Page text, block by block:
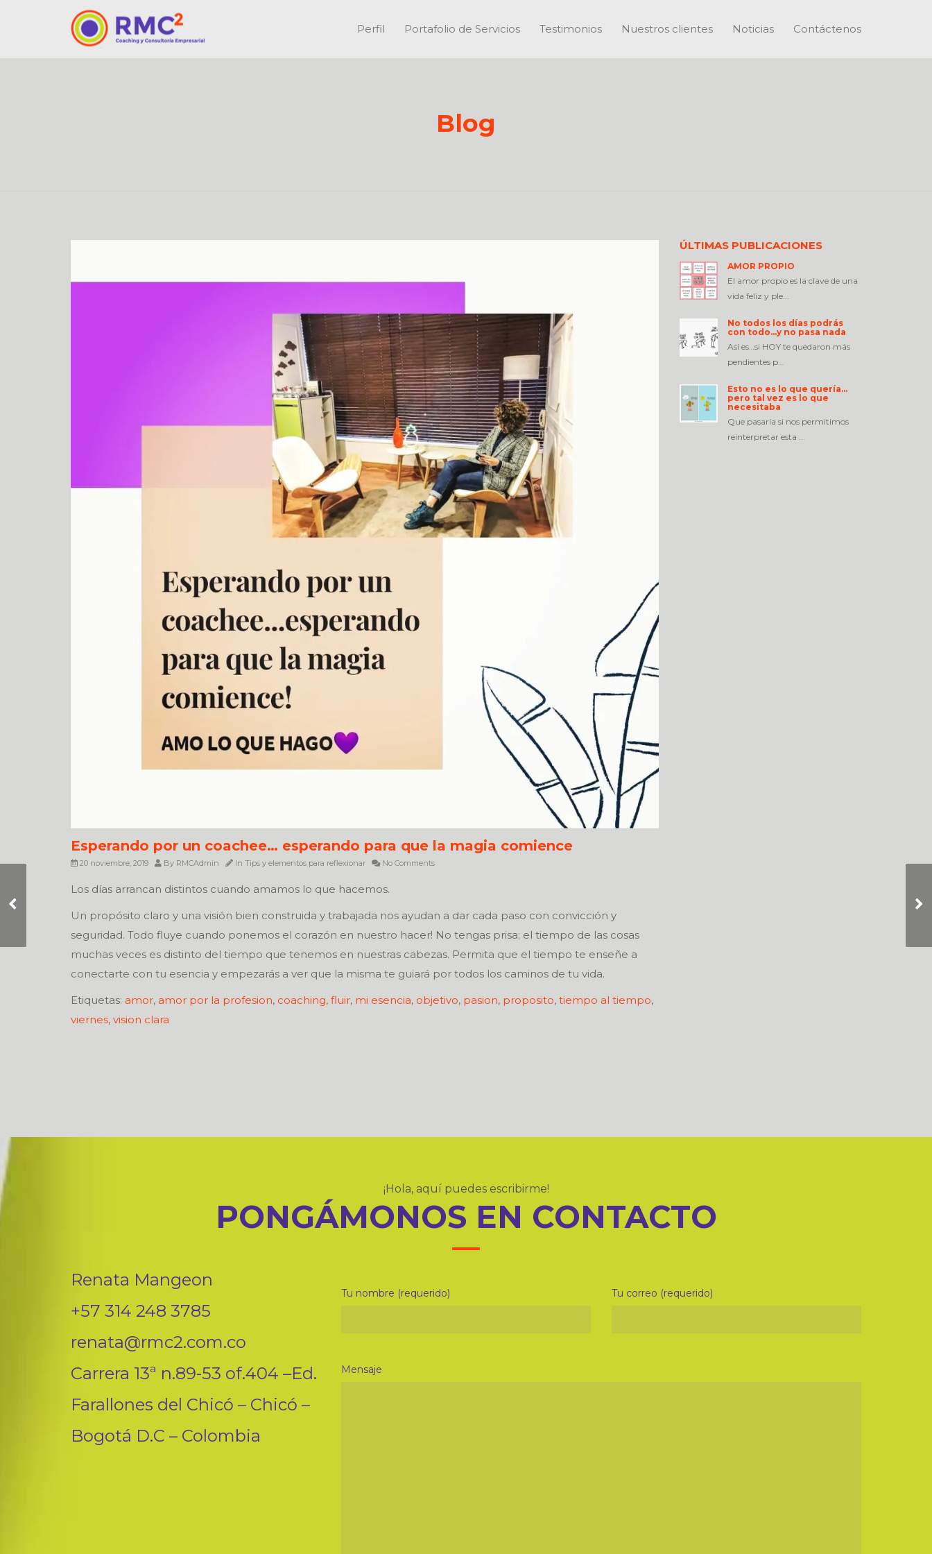
Perfil Portafolio de Servicios Testimonios Nuestros clientes Noticias Contáctenos
Blog
Esperando por un coachee… esperando para que la magia comience
20 noviembre, 2019 By RMCAdmin In Tips y elementos para reflexionar No Comments
Los días arrancan distintos cuando amamos lo que hacemos.
Un propósito claro y una visión bien construida y trabajada nos ayudan a dar cada paso con convicción y
seguridad. Todo fluye cuando ponemos el corazón en nuestro hacer! No tengas prisa; el tiempo de las cosas
muchas veces es distinto del tiempo que tenemos en nuestras cabezas. Permita que el tiempo te enseñe a
conectarte con tu esencia y empezarás a ver que la misma te guiará por todos los caminos de tu vida.
Etiquetas: amor, amor por la profesion, coaching, fluir, mi esencia, objetivo, pasion, proposito, tiempo al tiempo,
viernes, vision clara
ÚLTIMAS PUBLICACIONES
AMOR PROPIO
El amor propio es la clave de una
vida feliz y ple...
No todos los días podrás
con todo…y no pasa nada
Así es…si HOY te quedaron más
pendientes p...
Esto no es lo que quería…
pero tal vez es lo que
necesitaba
Que pasaría si nos permitimos
reinterpretar esta ...
No todos los días
no pasa nada
¡Hola, aquí puedes escribirme!
PONGÁMONOS EN CONTACTO
Renata Mangeon
+57 314 248 3785
renata@rmc2.com.co
Carrera 13ª n.89-53 of.404 –Ed.
Farallones del Chicó – Chicó –
Bogotá D.C – Colombia
Tu nombre (requerido) Tu correo (requerido)
Mensaje